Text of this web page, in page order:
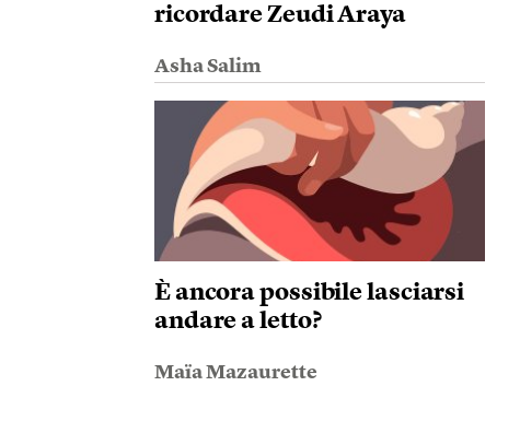
ricordare Zeudi Araya
Asha Salim
È ancora possibile lasciarsi
andare a letto?
Maïa Mazaurette